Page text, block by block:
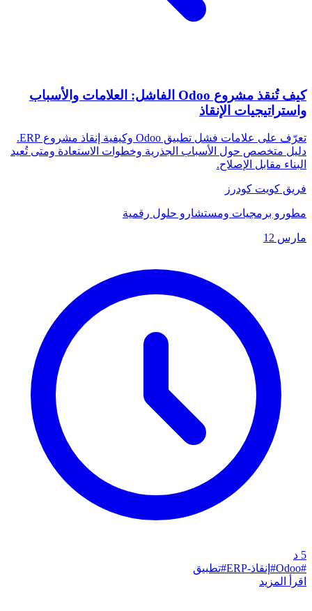
كيف تُنقذ مشروع Odoo الفاشل: العلامات والأسباب
واستراتيجيات الإنقاذ
تعرّف على علامات فشل تطبيق Odoo وكيفية إنقاذ مشروع ERP.
دليل متخصص حول الأسباب الجذرية وخطوات الاستعادة ومتى تُعيد
البناء مقابل الإصلاح.
فريق كويت كودرز
مطورو برمجيات ومستشارو حلول رقمية
مارس 12
5 د
#
Odoo
# إنقاذ-ERP #تطبيق
اقرأ المزيد